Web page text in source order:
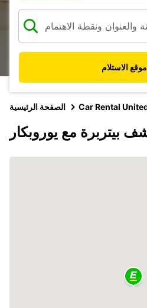
الاستلام
الصفحة الرئيسية Car Rental
بيتربرة مع يوروبكار